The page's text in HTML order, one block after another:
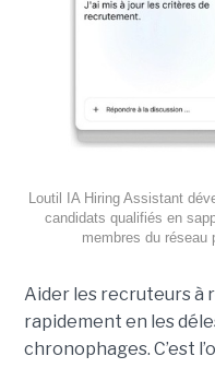
Loutil IA Hiring Assistant
candidats qualifiés en
membres du réseau
Aider les recruteurs à
rapidement en les
chronophages. C’est